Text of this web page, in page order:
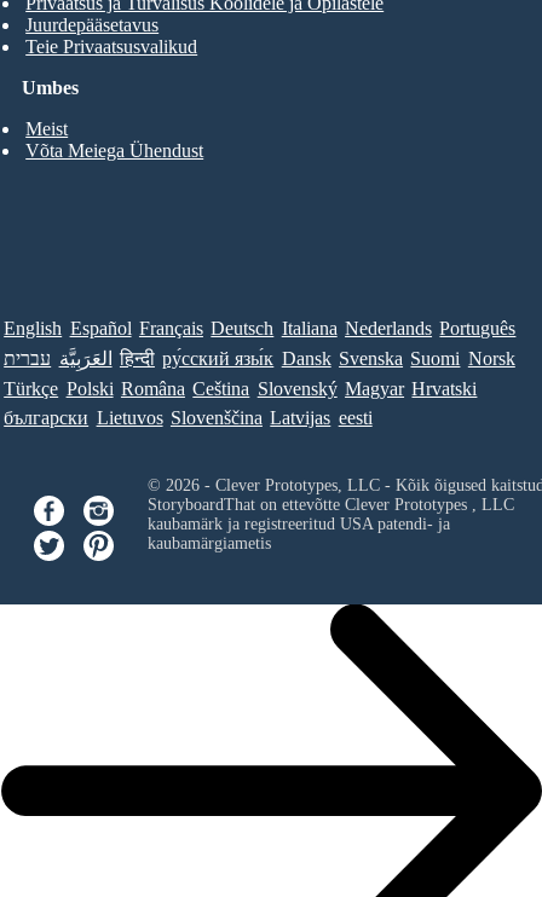
Umbes
Meist
Võta Meiega Ühendust
Juurdepääsetavus
Teie Privaatsusvalikud
English Español Français Deutsch Italiana Nederlands Português
עברית العَرَبِيَّة हिन्दी ру́сский язы́к Dansk Svenska Suomi Norsk
Türkçe Polski Româna Ceština Slovenský Magyar Hrvatski
български Lietuvos Slovenščina Latvijas eesti
© 2026 - Clever Prototypes, LLC - Kõik õigused
StoryboardThat on ettevõtte Clever Prototypes , LLC
kaubamärk ja registreeritud USA patendi- ja
kaubamärgiametis